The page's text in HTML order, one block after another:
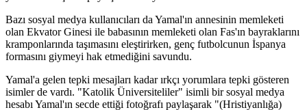
Bazı sosyal medya kullanıcıları da Yamal'ın annesinin memleketi
olan Ekvator Ginesi ile babasının memleketi olan Fas'ın bayraklarını
kramponlarında taşımasını eleştirirken, genç futbolcunun İspanya
formasını giymeyi hak etmediğini savundu.
Yamal'a gelen tepki mesajları kadar ırkçı yorumlara tepki gösteren
isimler de vardı. "Katolik Üniversiteliler" isimli bir sosyal medya
hesabı Yamal'ın secde ettiği fotoğrafı paylaşarak "(Hristiyanlığa)